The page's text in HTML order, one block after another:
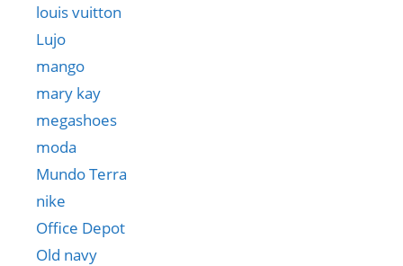
louis vuitton
Lujo
mango
mary kay
megashoes
moda
Mundo Terra
nike
Office Depot
Old navy